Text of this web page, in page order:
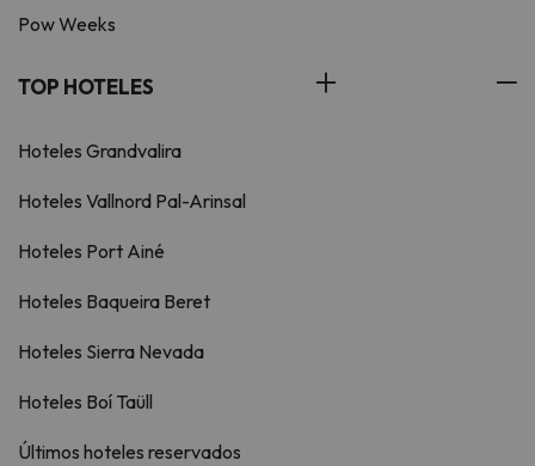
Pow Weeks
TOP HOTELES
Hoteles Grandvalira
Hoteles Vallnord Pal-Arinsal
Hoteles Port Ainé
Hoteles Baqueira Beret
Hoteles Sierra Nevada
Hoteles Boí Taüll
Últimos hoteles reservados